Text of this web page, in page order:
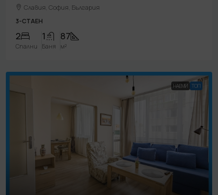
Славия, София, България
3-СТАЕН
2
Спални
1
Баня
87
м²
НАЕМИ TOП